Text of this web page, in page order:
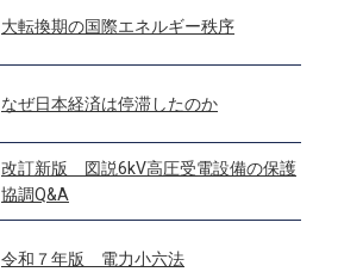
大転換期の国際エネルギー秩序
なぜ日本経済は停滞したのか
改訂新版 図説6kV高圧受電設備の保護
協調Q&A
令和７年版 電力小六法